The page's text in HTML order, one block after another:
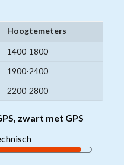
Hoogtemeters
1400-1800
1900-2400
2200-2800
zwart met GPS